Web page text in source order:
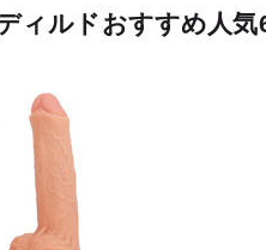
ィルドおすすめ人気